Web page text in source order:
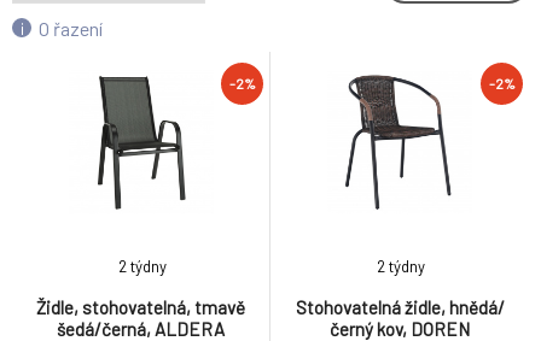
O řazení
-2%
Židle, stohovatelná, tmavě
šedá/černá, ALDERA
2 týdny
-2%
Stohovatelná židle, hnědá/
černý kov, DOREN
2 týdny